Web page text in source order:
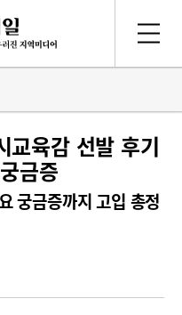
교육감 선발 후기
금증
궁금증까지 고입 총정